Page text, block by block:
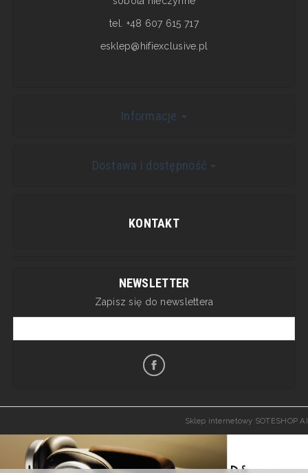
tel. +48 607 615 717
esklep@hifiexclusive.pl
Informacje
Dostawa i dostępność
KONTAKT
NEWSLETTER
Zapisz się do newslettera
Sklep internetowy SOTESHOP AI